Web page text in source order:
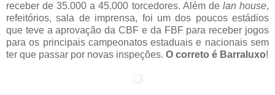
receber de 35.000 a 45.000 torcedores. Além de lan house,
refeitórios, sala de imprensa, foi um dos poucos estádios
que teve a aprovação da CBF e da FBF para receber jogos
para os principais campeonatos estaduais e nacionais sem
ter que passar por novas inspeções. O correto é Barraluxo!